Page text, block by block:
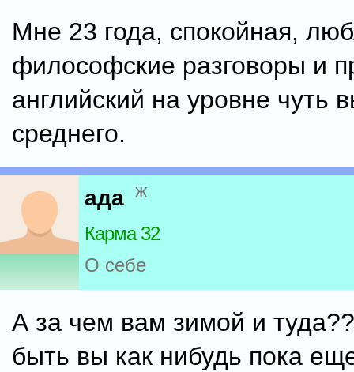
Мне 23 года, спокойная,
философские разговоры и
английский на уровне чуть
среднего.
ада ж
Карма 32
О себе
А за чем вам зимой и
быть вы как нибудь пока